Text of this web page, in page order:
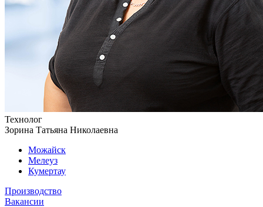
Технолог
Зорина Татьяна Николаевна
Можайск
Мелеуз
Кумертау
Производство
Вакансии